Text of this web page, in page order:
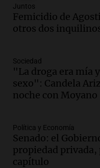
Panorama Federal
Episodios
Audio.Mujer de
Este-Oeste de
Panorama Federal
Episodios
Audio. La
Panorama Federal
Episodios
Audio.
Santa Fe: se
Juntos
Femicidio de
otros dos
Sociedad
"La droga era mía
sexo": Candela
noche con Moyano
Política y Economía
Senado: el
propiedad
capítulo